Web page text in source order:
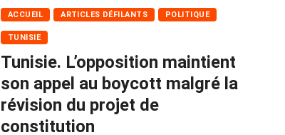
ACCUEIL ARTICLES DÉFILANTS POLITIQUE
TUNISIE
Tunisie. L’opposition maintient
son appel au boycott malgré la
révision du projet de
constitution